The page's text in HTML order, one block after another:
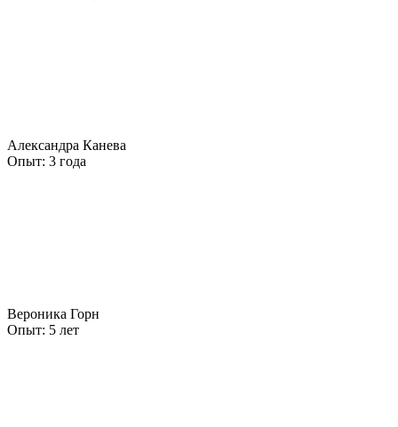
Александра Канева
Опыт: 3 года
Вероника Горн
Опыт: 5 лет